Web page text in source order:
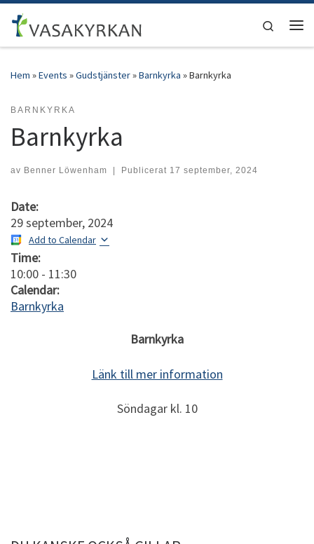
Hoppa till innehåll
Search
Hem »Events »Gudstjänster»Barnkyrka »Barnkyrka
BARNKYRKA
Barnkyrka
av Benner Löwenham | Publicerat 17 september, 2024
Date:
29 september, 2024
Add to Calendar
Time:
10:00 - 11:30
Calendar:
Barnkyrka
Barnkyrka
Länk till mer information
Söndagar kl. 10